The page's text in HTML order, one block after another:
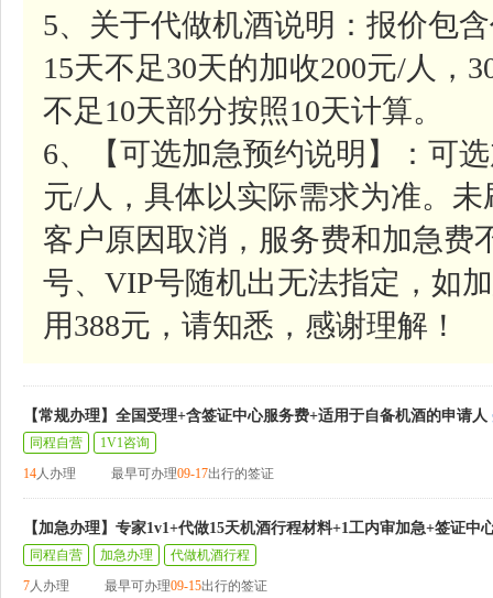
5、关于代做机酒说明：报价包
15天不足30天的加收200元/人，
不足10天部分按照10天计算。
6、【可选加急预约说明】：可
元/人，具体以实际需求为准。
客户原因取消，服务费和加急费
号、VIP号随机出无法指定，如
用388元，请知悉，感谢理解！
【常规办理】全国受理+含签证中心服务费+适用于自备机酒的申请人
同程自营
1V1咨询
14人办理 最早可办理09-17出行的签证
【加急办理】专家1v1+代做15天机酒行程材料+1工内审加急+签证中
同程自营 加急办理
代做机酒行程
7人办理 最早可办理09-15出行的签证